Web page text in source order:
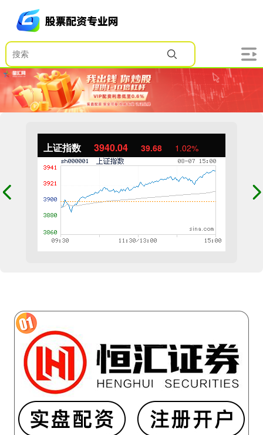
上证指数 3940.04 39.68 1.02%